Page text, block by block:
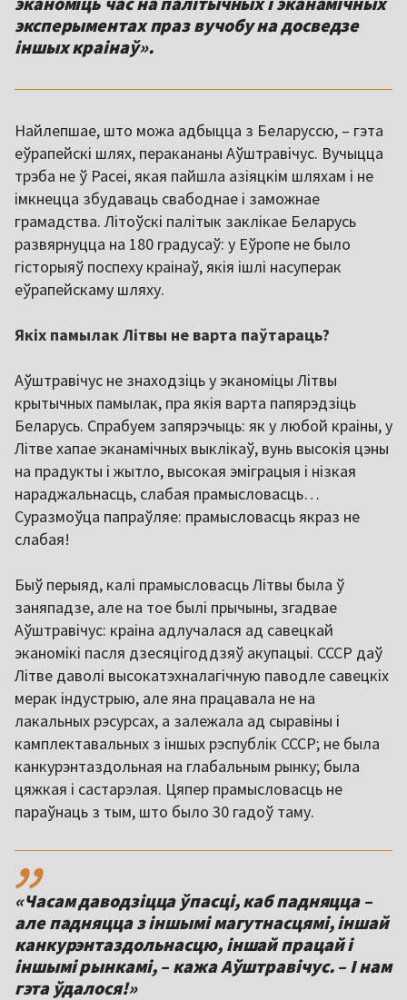
эксперыментах праз вучобу на досведзе
іншых краінаў».
Найлепшае, што можа адбыцца з Беларуссю, – гэта
еўрапейскі шлях, перакананы Аўштравічус. Вучыцца
трэба не ў Расеі, якая пайшла азіяцкім шляхам і не
імкнецца збудаваць свабоднае і заможнае
грамадства. Літоўскі палітык заклікае Беларусь
развярнуцца на 180 градусаў: у Еўропе не было
гісторыяў поспеху краінаў, якія ішлі насуперак
еўрапейскаму шляху.
Якіх памылак Літвы не варта паўтараць?
Аўштравічус не знаходзіць у эканоміцы Літвы
крытычных памылак, пра якія варта папярэдзіць
Беларусь. Спрабуем запярэчыць: як у любой краіны, у
Літве хапае эканамічных выклікаў, вунь высокія цэны
на прадукты і жытло, высокая эміграцыя і нізкая
нараджальнасць, слабая прамысловасць…
Суразмоўца папраўляе: прамысловасць якраз не
слабая!
Быў перыяд, калі прамысловасць Літвы была ў
заняпадзе, але на тое былі прычыны, згадвае
Аўштравічус: краіна адлучалася ад савецкай
эканомікі пасля дзесяцігоддзяў акупацыі. СССР даў
Літве даволі высокатэхналагічную паводле савецкіх
мерак індустрыю, але яна працавала не на
лакальных рэсурсах, а залежала ад сыравіны і
камплектавальных з іншых рэспублік СССР; не была
канкурэнтаздольная на глабальным рынку; была
цяжкая і састарэлая. Цяпер прамысловасць не
параўнаць з тым, што было 30 гадоў таму.
,,
«Часам даводзіцца ўпасці, каб падняцца –
але падняцца з іншымі магутнасцямі, іншай
канкурэнтаздольнасцю, іншай працай і
іншымі рынкамі, – кажа Аўштравічус. – І нам
гэта ўдалося!»